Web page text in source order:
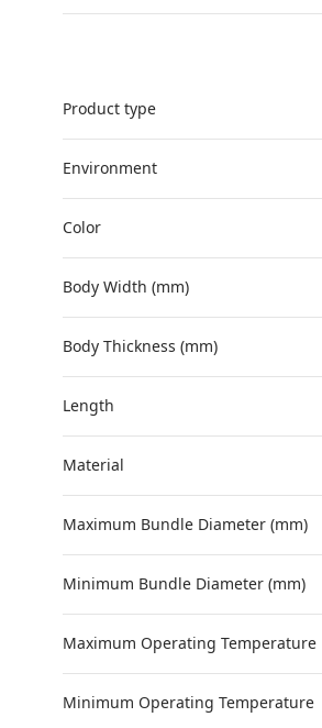
Product type
Environment
Color
Body Width (mm)
Body Thickness (mm)
Length
Material
Maximum Bundle Diameter (mm)
Minimum Bundle Diameter (mm)
Maximum Operating Temperature
Minimum Operating Temperature